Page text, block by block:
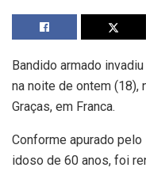
Bandido armado
na noite de ontem (18),
Graças, em Franca.
Conforme apurado
idoso de 60 anos, foi